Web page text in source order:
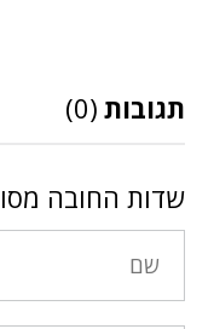
תגובות (0)
שדות החובה